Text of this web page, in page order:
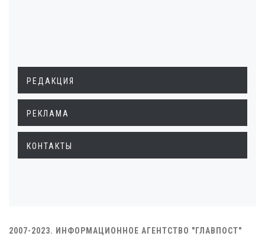
РЕДАКЦИЯ
РЕКЛАМА
КОНТАКТЫ
2007-2023. ИНФОРМАЦИОННОЕ АГЕНТСТВО "ГЛАВПОСТ"